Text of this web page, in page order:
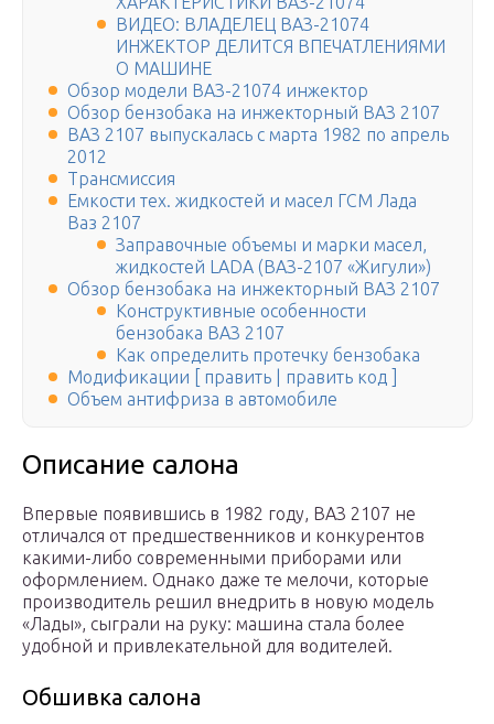
ВИДЕО: ВЛАДЕЛЕЦ ВАЗ-21074
ИНЖЕКТОР ДЕЛИТСЯ ВПЕЧАТЛЕНИЯМИ
О МАШИНЕ
Обзор модели ВАЗ-21074 инжектор
Обзор бензобака на инжекторный ВАЗ 2107
ВАЗ 2107 выпускалась с марта 1982 по апрель
2012
Трансмиссия
Емкости тех. жидкостей и масел ГСМ Лада
Ваз 2107
Заправочные объемы и марки масел,
жидкостей LADA (ВАЗ-2107 «Жигули»)
Обзор бензобака на инжекторный ВАЗ 2107
Конструктивные особенности
бензобака ВАЗ 2107
Как определить протечку бензобака
Модификации [ править | править код ]
Объем антифриза в автомобиле
Описание салона
Впервые появившись в 1982 году, ВАЗ 2107 не
отличался от предшественников и конкурентов
какими-либо современными приборами или
оформлением. Однако даже те мелочи, которые
производитель решил внедрить в новую модель
«Лады», сыграли на руку: машина стала более
удобной и привлекательной для водителей.
Обшивка салона